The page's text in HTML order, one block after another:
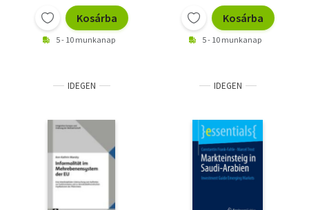
Kosárba
5 - 10 munkanap
Kosárba
5 - 10 munkanap
IDEGEN IDEGEN